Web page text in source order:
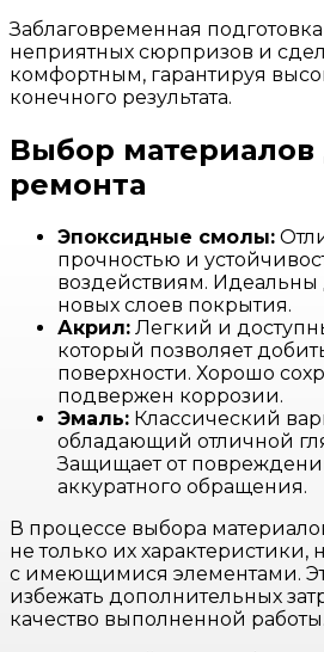
Заблаговременная
неприятных сюрпризов и
комфортным, гарантируя
конечного результата.
Выбор материалов
ремонта
Эпоксидные смолы:
прочностью и
воздействиям. Идеальны
новых слоев покрытия.
Акрил: Легкий и
который позволяет
поверхности. Хорошо
подвержен коррозии.
Эмаль: Классический
обладающий отличной
Защищает от
аккуратного обращения.
В процессе выбора
не только их характеристики,
с имеющимися элементами.
избежать дополнительных
качество выполненной работы.